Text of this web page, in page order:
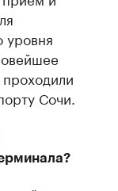
уровня
Сочи.